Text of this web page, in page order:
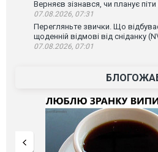
Верняєв зізнався, чи планує
07.08.2026, 07:31
Перегляньте звички. Що
щоденній відмові від сніданку
07.08.2026, 07:01